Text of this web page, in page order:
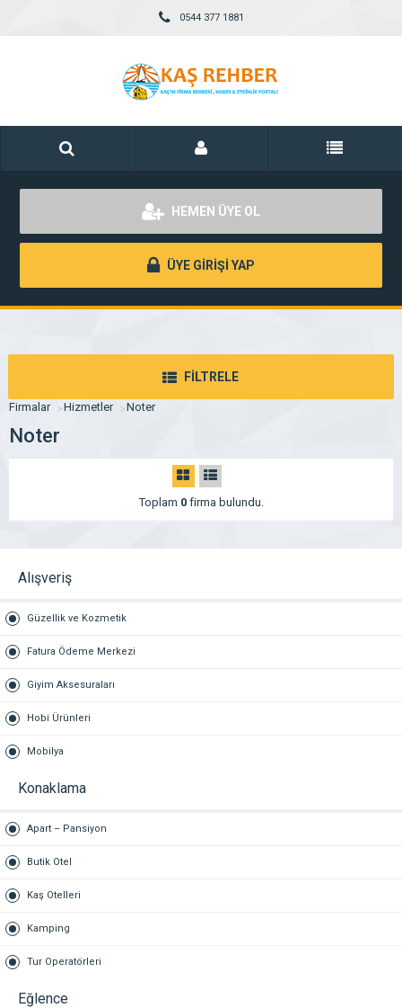
0544 377 1881
HEMEN ÜYE OL
ÜYE GİRİŞİ YAP
FİLTRELE
Firmalar Hizmetler Noter
Noter
Toplam 0firma bulundu.
Alışveriş
Güzellik ve Kozmetik
Fatura Ödeme Merkezi
Giyim Aksesuraları
Hobi Ürünleri
Mobilya
Konaklama
Apart – Pansiyon
Butik Otel
Kaş Otelleri
Kamping
Tur Operatörleri
Eğlence